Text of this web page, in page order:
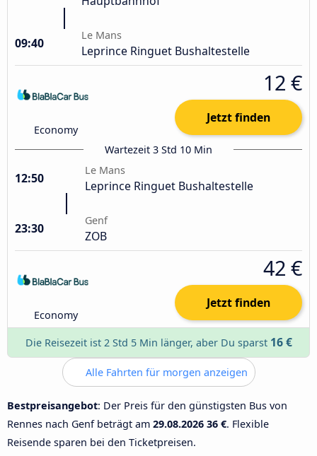
09:40
Le Mans
Leprince Ringuet Bushaltestelle
Economy
12 €
Jetzt finden
Wartezeit 3 Std 10 Min
12:50
Le Mans
Leprince Ringuet Bushaltestelle
23:30
Genf
ZOB
Economy
42 €
Jetzt finden
Die Reisezeit ist 2 Std 5 Min länger, aber Du sparst 16 €
Alle Fahrten für morgen anzeigen
Bestpreisangebot: Der Preis für den günstigsten Bus von
Rennes nach Genf beträgt am 29.08.2026 36 €. Flexible
Reisende sparen bei den Ticketpreisen.